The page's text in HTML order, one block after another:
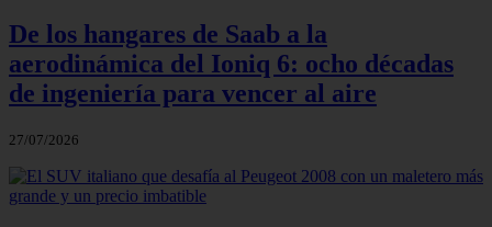
De los hangares de Saab a la
aerodinámica del Ioniq 6: ocho décadas
de ingeniería para vencer al aire
27/07/2026